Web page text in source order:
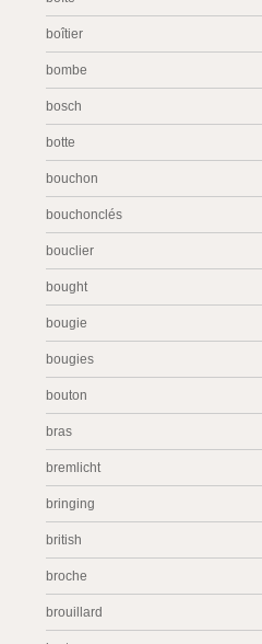
boîtier
bombe
bosch
botte
bouchon
bouchonclés
bouclier
bought
bougie
bougies
bouton
bras
bremlicht
bringing
british
broche
brouillard